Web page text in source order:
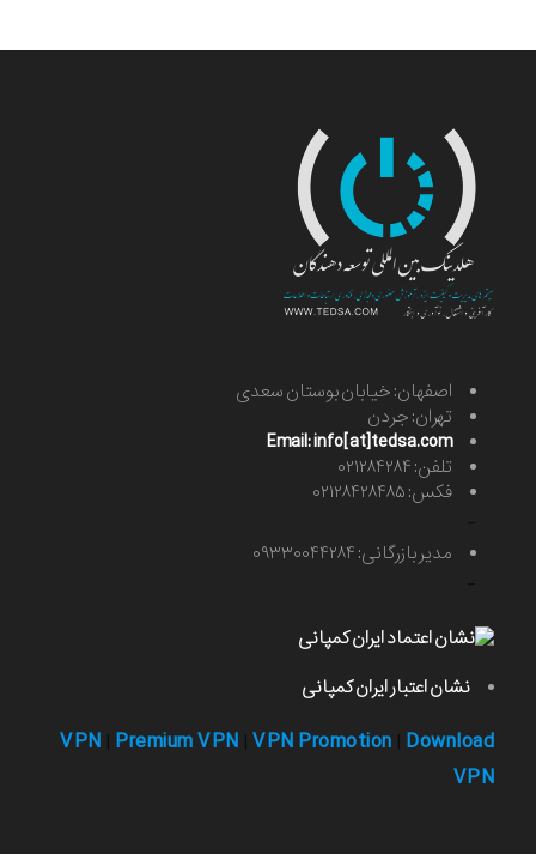
اصفهان: خیابان بوستان سعدی
تهران: جردن
Email: info[at]tedsa.com
تلفن: ۰۲۱۲۸۴۲۸۴
فکس: ۰۲۱۲۸۴۲۸۴۸۵
مدیر بازرگانی: ۰۹۳۳۰۰۴۴۲۸۴
نشان اعتبار ایران کمپانی
VPN Premium VPN VPN Promotion Download
VPN